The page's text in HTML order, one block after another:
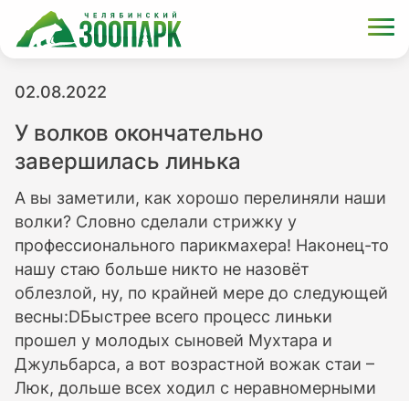
02.08.2022
У волков окончательно
завершилась линька
А вы заметили, как хорошо перелиняли наши
волки? Словно сделали стрижку у
профессионального парикмахера! Наконец-то
нашу стаю больше никто не назовёт
облезлой, ну, по крайней мере до следующей
весны:DБыстрее всего процесс линьки
прошел у молодых сыновей Мухтара и
Джульбарса, а вот возрастной вожак стаи –
Люк, дольше всех ходил с неравномерными